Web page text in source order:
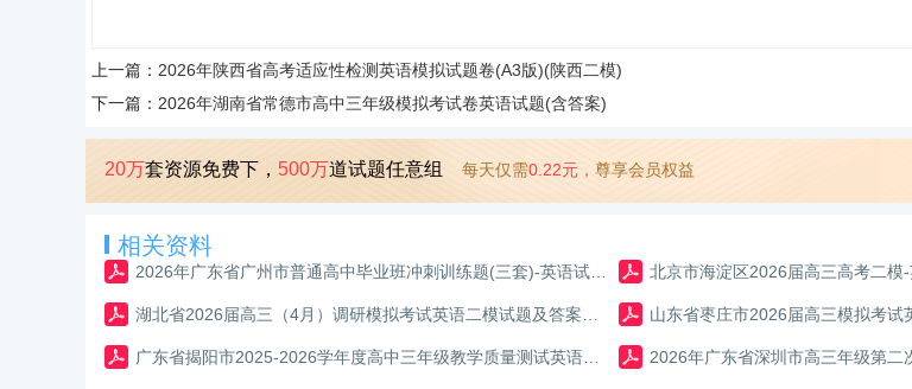
上一篇： 2026年陕西省高考适应性检测英语模拟试题卷(A3版)(陕西二模)
下一篇： 2026年湖南省常德市高中三年级模拟考试卷英语试题(含答案)
20万套资源免费下， 500万道试题任意组 每天仅需0.22元 ，尊享会员权益
相关资料
北京市海淀区2026届高三高考二模